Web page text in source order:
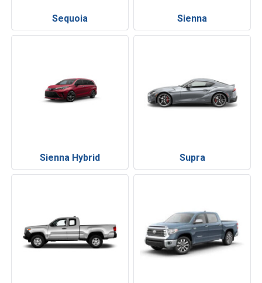
Sequoia Sienna
Sienna Hybrid Supra